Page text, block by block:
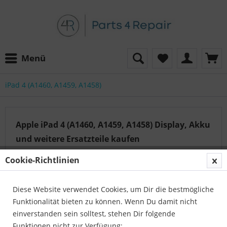
Menü
iPad 4 (A1460, A1459, A1458)
Apple iPad 4 (A1460, A1459, A1458) Display, Akku
und weitere Ersatzteile kaufen
Unser Serviceteam hilft Ihnen gerne weiter:
Parts4Repair - Kundenservice
Telefon:04422 996 814 01
Cookie-Richtlinien
Diese Website verwendet Cookies, um Dir die bestmögliche
Funktionalität bieten zu können. Wenn Du damit nicht
einverstanden sein solltest, stehen Dir folgende